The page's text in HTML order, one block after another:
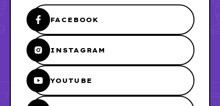
FACEBOOK
INSTAGRAM
YOUTUBE